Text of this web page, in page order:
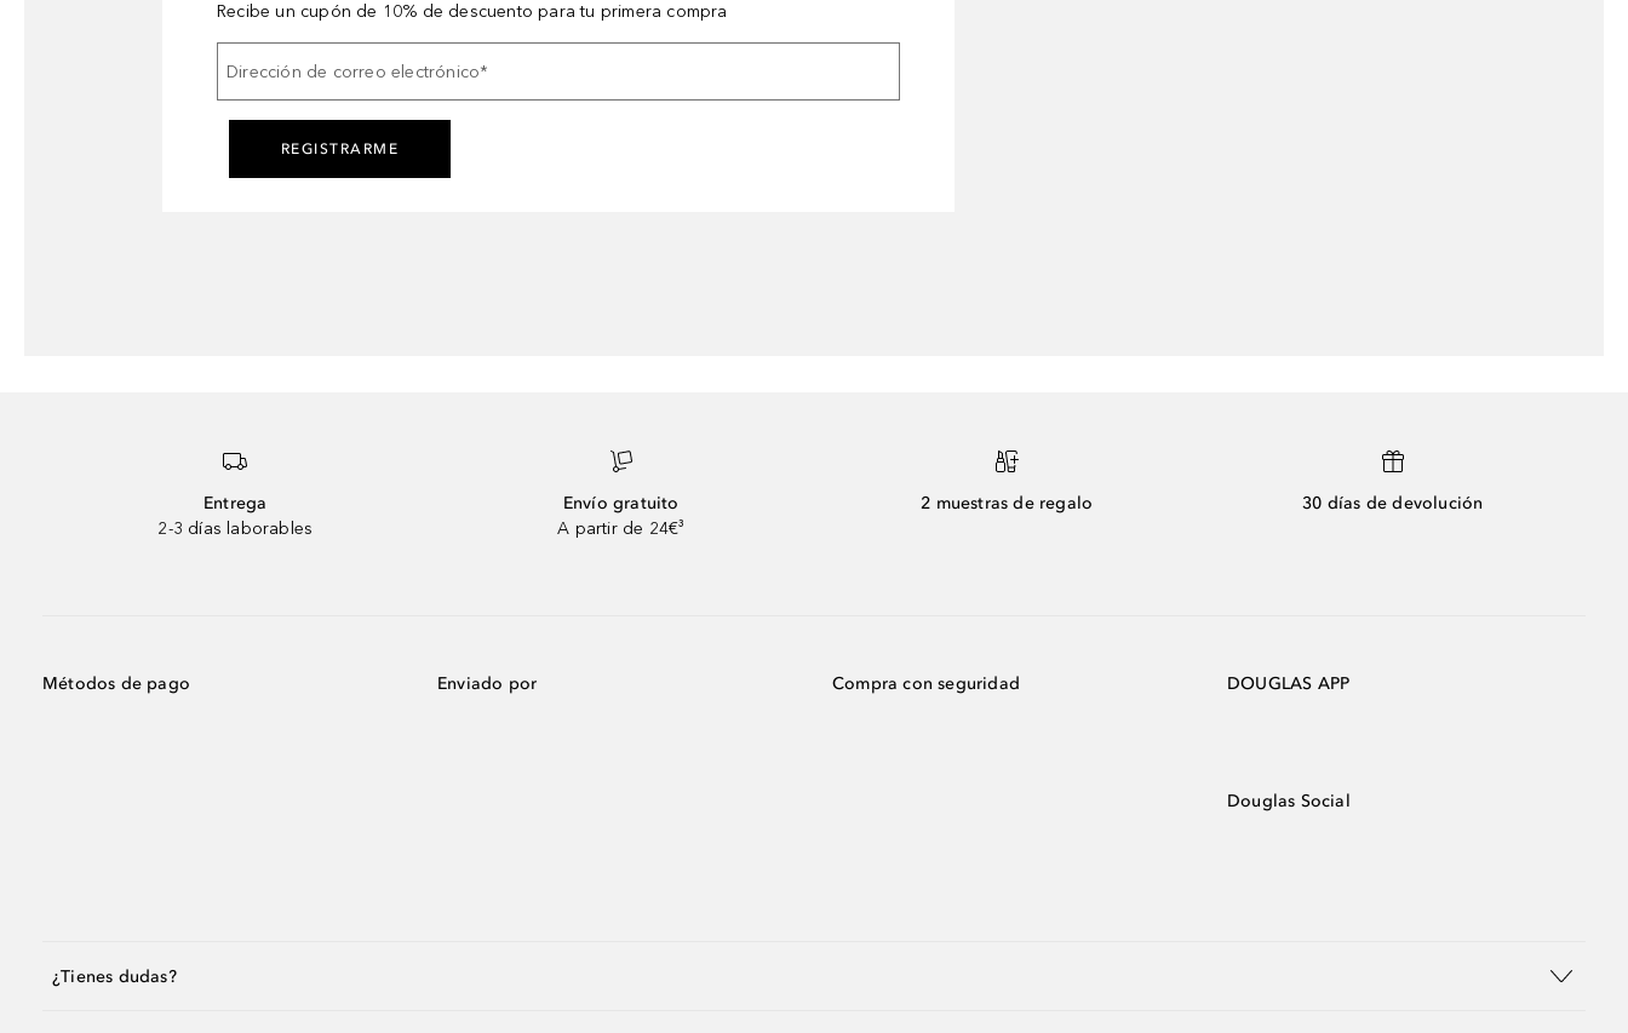
Recibe un cupón de 10% de descuento para tu primera compra
Dirección de correo electrónico*
REGISTRARME
Entrega
2-3 días laborables
Envío gratuito
A partir de 24€³
2 muestras de regalo 30 días de devolución
Métodos de pago Enviado por Compra con seguridad DOUGLAS APP
Douglas Social
¿Tienes dudas?